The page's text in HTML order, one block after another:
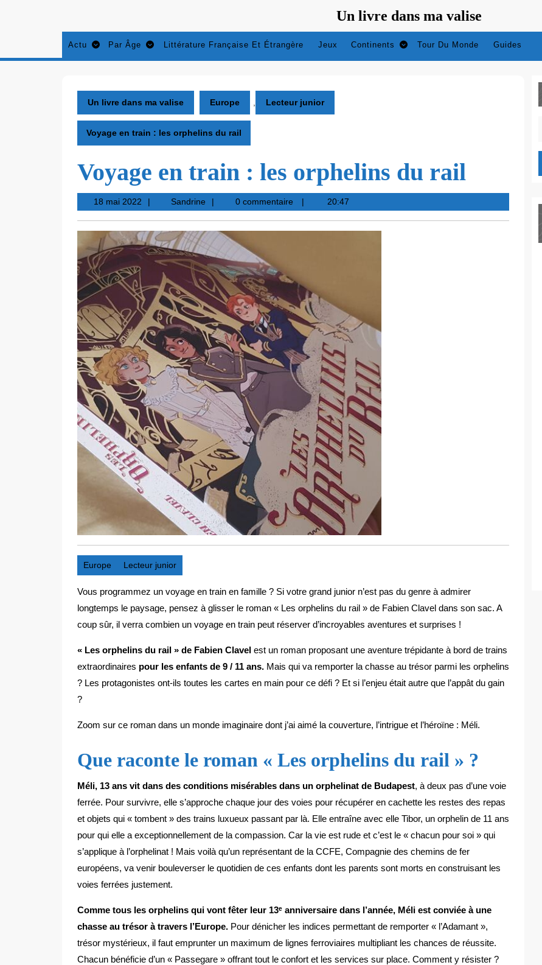
Un livre dans ma valise
Actu Par Âge Littérature Française Et Étrangère Jeux Continents Tour Du Monde Guides
Un livre dans ma valise Europe Lecteur junior
Voyage en train : les orphelins du rail
Voyage en train : les orphelins du rail
18 mai 202218
mai
SandrineSandrine0 commentaire 20:47
Europe Lecteur junior
Vous programmez un voyage en train en famille ? Si votre grand junior n’est pas du genre à admirer
longtemps le paysage, pensez à glisser le roman « Les orphelins du rail » de Fabien Clavel dans son sac. A
coup sûr, il verra combien un voyage en train peut réserver d’incroyables aventures et surprises !
« Les orphelins du rail » de Fabien Clavel est un roman proposant une aventure trépidante à bord de trains
extraordinaires pour les enfants de 9 / 11 ans. Mais qui va remporter la chasse au trésor parmi les orphelins
? Les protagonistes ont-ils toutes les cartes en main pour ce défi ? Et si l’enjeu était autre que l’appât du gain
?
Zoom sur ce roman dans un monde imaginaire dont j’ai aimé la couverture, l’intrigue et l’héroïne : Méli.
Que raconte le roman « Les orphelins du rail » ?
Méli, 13 ans vit dans des conditions misérables dans un orphelinat de Budapest, à deux pas d’une voie
ferrée. Pour survivre, elle s’approche chaque jour des voies pour récupérer en cachette les restes des repas
et objets qui « tombent » des trains luxueux passant par là. Elle entraîne avec elle Tibor, un orphelin de 11 ans
pour qui elle a exceptionnellement de la compassion. Car la vie est rude et c’est le « chacun pour soi » qui
s’applique à l’orphelinat ! Mais voilà qu’un représentant de la CCFE, Compagnie des chemins de fer
européens, va venir bouleverser le quotidien de ces enfants dont les parents sont morts en construisant les
voies ferrées justement.
Comme tous les orphelins qui vont fêter leur 13ᵉ anniversaire dans l’année, Méli est conviée à une
chasse au trésor à travers l’Europe. Pour dénicher les indices permettant de remporter « l’Adamant »,
trésor mystérieux, il faut emprunter un maximum de lignes ferroviaires multipliant les chances de réussite.
Chacun bénéficie d’un « Passegare » offrant tout le confort et les services sur place. Comment y résister ?